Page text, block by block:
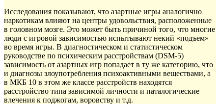
Исследования показывают, что азартные игры аналогично
наркотикам влияют на центры удовольствия, расположенные
в головном мозге. Это может быть причиной того, что многие
люди с игровой зависимостью испытывают некий «подъем»
во время игры. В диагностическом и статистическом
руководстве по психическим расстройствам (DSM-5)
зависимость от азартных игр попадает в ту же категорию, что
и диагнозы злоупотребления психоактивными веществами, а
в МКБ 10 в этом же классе расстройств находятся
расстройство типа зависимой личности и паталогические
влечения к поджогам, воровству и т.д.